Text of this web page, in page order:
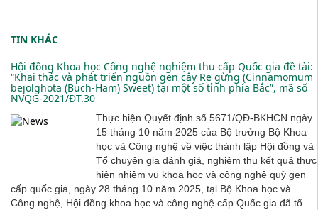
TIN KHÁC
Hội đồng Khoa học Công nghệ nghiệm thu cấp Quốc gia đề tài:
“Khai thác và phát triển nguồn gen cây Re gừng (Cinnamomum
bejolghota (Buch-Ham) Sweet) tại một số tỉnh phía Bắc”, mã số
NVQG-2021/ĐT.30
Thực hiện Quyết định số 5671/QĐ-BKHCN ngày
15 tháng 10 năm 2025 của Bộ trưởng Bộ Khoa
học và Công nghệ về việc thành lập Hội đồng và
Tổ chuyên gia đánh giá, nghiệm thu kết quả thực
hiện nhiệm vụ khoa học và công nghệ quỹ gen
cấp quốc gia, ngày 28 tháng 10 năm 2025, tại Bộ Khoa học và
Công nghệ, Hội đồng khoa học và công nghệ cấp Quốc gia đã tổ